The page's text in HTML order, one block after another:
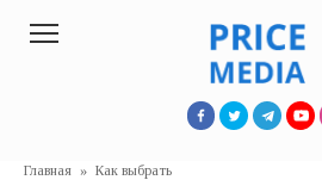
Главная » Как выбрать